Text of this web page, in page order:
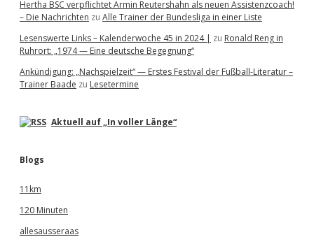
Hertha BSC verpflichtet Armin Reutershahn als neuen Assistenzcoach!
– Die Nachrichten zu Alle Trainer der Bundesliga in einer Liste
Lesenswerte Links – Kalenderwoche 45 in 2024 | zu Ronald Reng in
Ruhrort: „1974 — Eine deutsche Begegnung“
Ankündigung: „Nachspielzeit“ — Erstes Festival der Fußball-Literatur –
Trainer Baade zu Lesetermine
Aktuell auf „In voller Länge“
Blogs
11km
120 Minuten
allesausseraas